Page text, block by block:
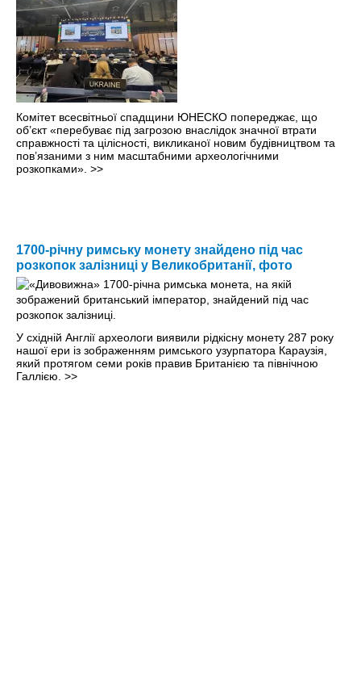
Комітет всесвітньої спадщини ЮНЕСКО попереджає, що
об’єкт «перебуває під загрозою внаслідок значної втрати
справжності та цілісності, викликаної новим будівництвом та
пов’язаними з ним масштабними археологічними
розкопками». >>
1700-річну римську монету знайдено під час
розкопок залізниці у Великобританії, фото
У східній Англії археологи виявили рідкісну монету 287 року
нашої ери із зображенням римського узурпатора Караузія,
який протягом семи років правив Британією та північною
Галлією. >>